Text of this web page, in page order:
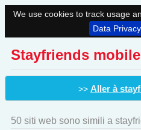
We use cookies to track usage
Data
Stayfriends mobile
>> Aller à
50 siti web sono simili a